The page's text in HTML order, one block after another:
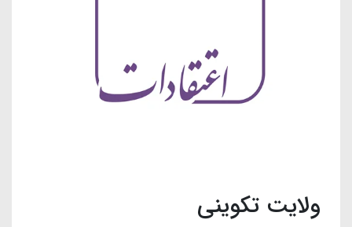
ولایت تکوینی